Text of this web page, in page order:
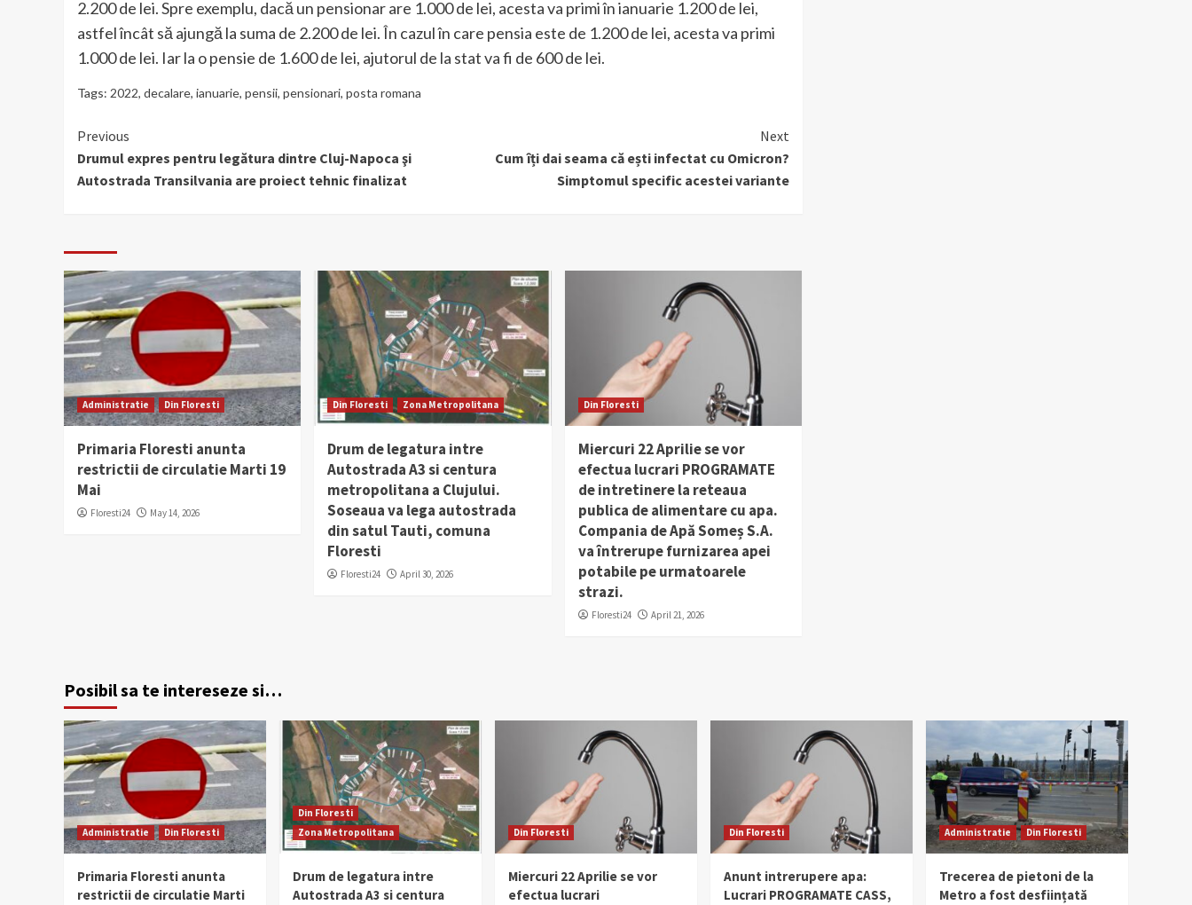
2.200 de lei. Spre exemplu, dacă un pensionar are 1.000 de lei, acesta va primi în ianuarie 1.200 de lei,
astfel încât să ajungă la suma de 2.200 de lei. În cazul în care pensia este de 1.200 de lei, acesta va primi
1.000 de lei. Iar la o pensie de 1.600 de lei, ajutorul de la stat va fi de 600 de lei.
Tags: 2022, decalare, ianuarie, pensii, pensionari, posta romana
Continue
Reading
Previous
Drumul expres pentru legătura dintre Cluj-Napoca şi
Autostrada Transilvania are proiect tehnic finalizat
Next
Cum îți dai seama că ești infectat cu Omicron?
Simptomul specific acestei variante
Administratie Din Floresti
Primaria Floresti anunta
restrictii de circulatie Marti 19
Mai
Floresti24 May 14, 2026
Din Floresti Zona Metropolitana
Drum de legatura intre
Autostrada A3 si centura
metropolitana a Clujului.
Soseaua va lega autostrada
din satul Tauti, comuna
Floresti
Floresti24 April 30, 2026
Din Floresti
Miercuri 22 Aprilie se vor
efectua lucrari PROGRAMATE
de intretinere la reteaua
publica de alimentare cu apa.
Compania de Apă Someș S.A.
va întrerupe furnizarea apei
potabile pe urmatoarele
strazi.
Floresti24 April 21, 2026
Posibil sa te intereseze si…
Administratie Din Floresti
Primaria Floresti anunta
restrictii de circulatie Marti
Din Floresti
Zona Metropolitana
Drum de legatura intre
Autostrada A3 si centura
Din Floresti
Miercuri 22 Aprilie se vor
efectua lucrari
Din Floresti
Anunt intrerupere apa:
Lucrari PROGRAMATE CASS,
Administratie Din Floresti
Trecerea de pietoni de la
Metro a fost desființată